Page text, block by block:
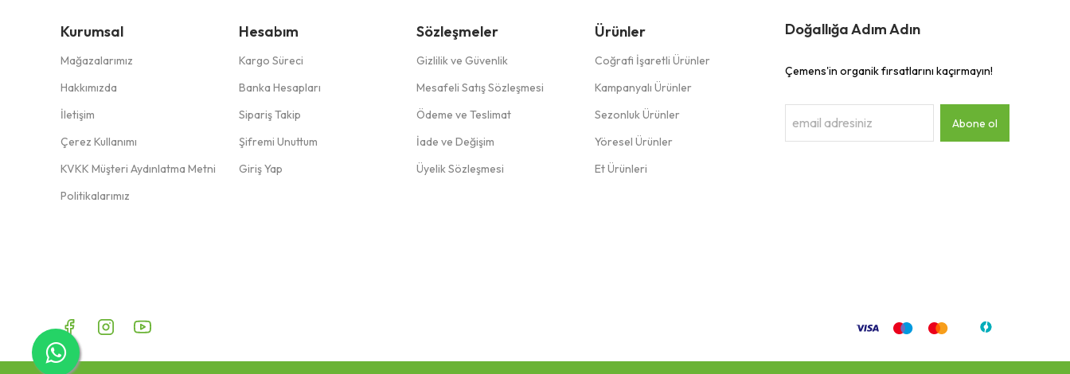
Kurumsal
Mağazalarımız
Hakkımızda
İletişim
Çerez Kullanımı
KVKK Müşteri Aydınlatma Metni
Politikalarımız
Hesabım
Kargo Süreci
Banka Hesapları
Sipariş Takip
Şifremi Unuttum
Giriş Yap
Sözleşmeler
Gizlilik ve Güvenlik
Mesafeli Satış Sözleşmesi
Ödeme ve Teslimat
İade ve Değişim
Üyelik Sözleşmesi
Ürünler
Coğrafi İşaretli Ürünler
Kampanyalı Ürünler
Sezonluk Ürünler
Yöresel Ürünler
Et Ürünleri
Doğallığa Adım Adın
Çemens'in organik fırsatlarını kaçırmayın!
Abone ol